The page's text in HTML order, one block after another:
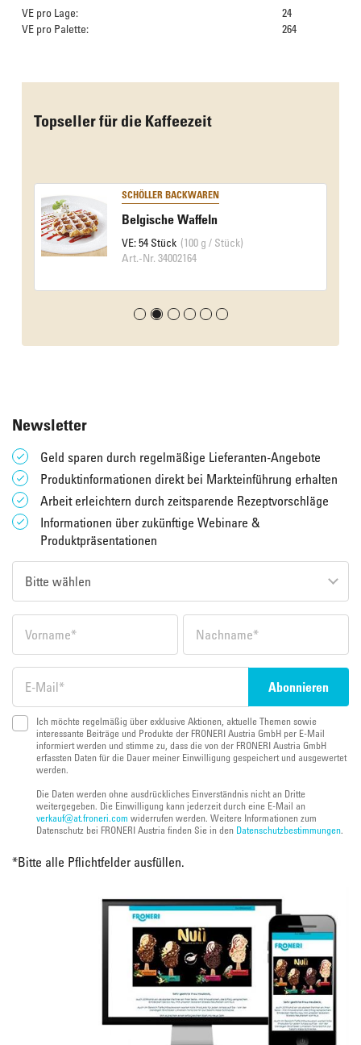
VE pro Lage:
24
VE pro Palette:
264
Topseller für die Kaffeezeit
SCHÖLLER BACKWAREN
Belgische Waffeln
VE: 54 Stück (100 g / Stück)
Art.-Nr. 34002164
Newsletter
Geld sparen durch regelmäßige Lieferanten-Angebote
Produktinformationen direkt bei Markteinführung erhalten
Arbeit erleichtern durch zeitsparende Rezeptvorschläge
Informationen über zukünftige Webinare &
Produktpräsentationen
Ich möchte regelmäßig über exklusive Aktionen, aktuelle Themen sowie
interessante Beiträge und Produkte der FRONERI Austria GmbH per E-Mail
informiert werden und stimme zu, dass die von der FRONERI Austria GmbH
erfassten Daten für die Dauer meiner Einwilligung gespeichert und ausgewertet
werden.
Die Daten werden ohne ausdrückliches Einverständnis nicht an Dritte
weitergegeben. Die Einwilligung kann jederzeit durch eine E-Mail an
verkauf@at.froneri.com widerrufen werden. Weitere Informationen zum
Datenschutz bei FRONERI Austria finden Sie in den Datenschutzbestimmungen.
*Bitte alle Pflichtfelder ausfüllen.